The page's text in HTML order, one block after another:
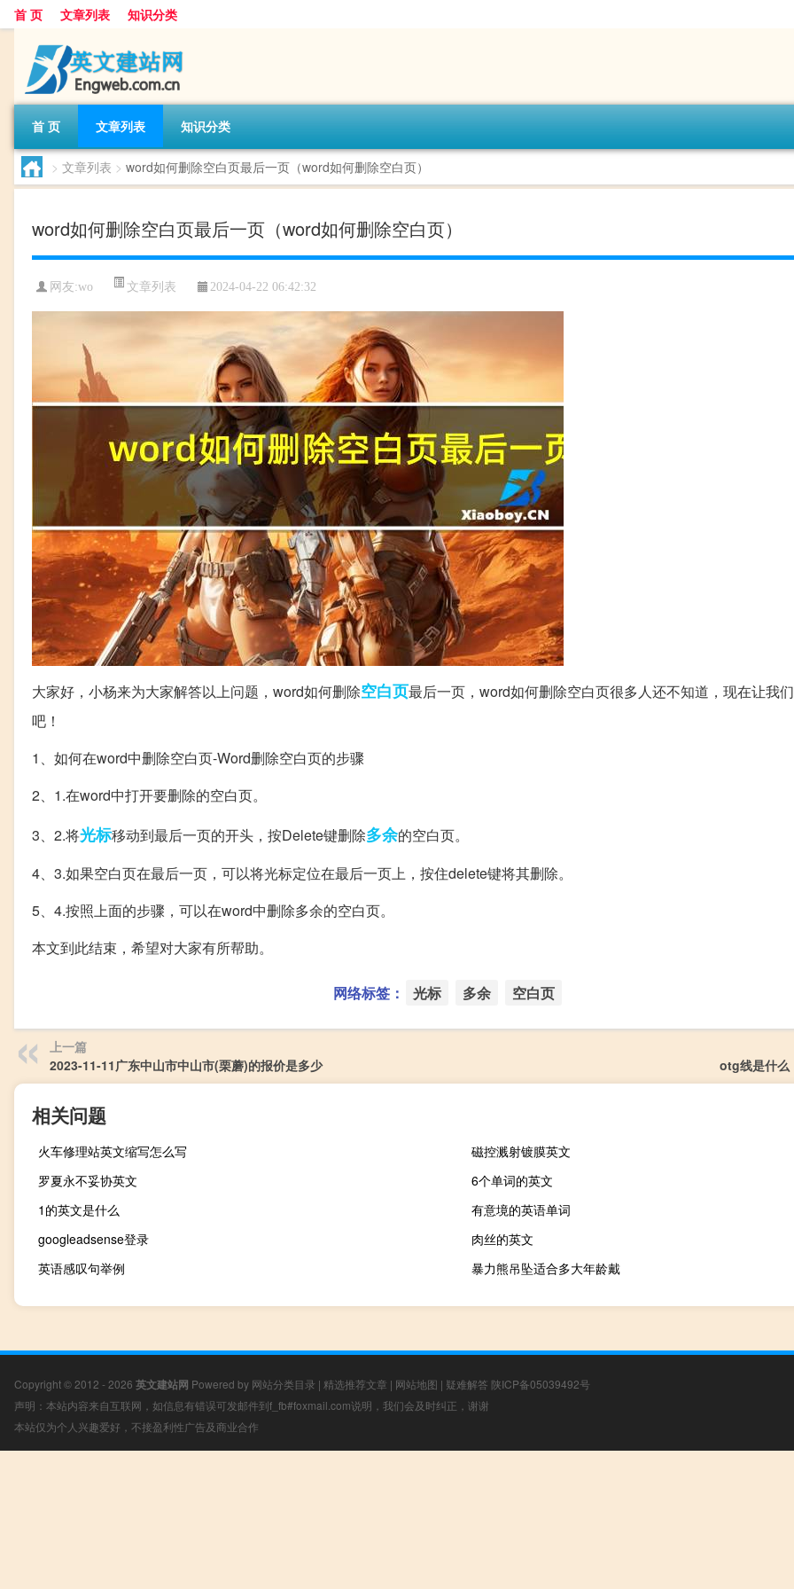
首 页 文章列表 知识分类
首 页 文章列表 知识分类
> 文章列表 > word如何删除空白页最后一页（word如何删除空白页）
word如何删除空白页最后一页（word如何删除空白页）
网友:wo 文章列表 2024-04-22 06:42:32
大家好，小杨来为大家解答以上问题，word如何删除空白页最后一页，word如何删除空白页很多人还不知道，现在让我
吧！
1、如何在word中删除空白页-Word删除空白页的步骤
2、1.在word中打开要删除的空白页。
3、2.将光标移动到最后一页的开头，按Delete键删除多余的空白页。
4、3.如果空白页在最后一页，可以将光标定位在最后一页上，按住delete键将其删除。
5、4.按照上面的步骤，可以在word中删除多余的空白页。
本文到此结束，希望对大家有所帮助。
网络标签： 光标 多余 空白页
上一篇
2023-11-11广东中山市中山市(栗蘑)的报价是多少
otg线是什么
相关问题
火车修理站英文缩写怎么写
磁控溅射镀膜英文
罗夏永不妥协英文
6个单词的英文
1的英文是什么
有意境的英语单词
googleadsense登录
肉丝的英文
英语感叹句举例
暴力熊吊坠适合多大年龄戴
Copyright © 2012 - 2026 英文建站网 Powered by 网站分类目录 | 精选推荐文章 | 网站地图 | 疑难解答 陕ICP备05039492号
声明：本站内容来自互联网，如信息有错误可发邮件到f_fb#foxmail.com说明，我们会及时纠正，谢谢
本站仅为个人兴趣爱好，不接盈利性广告及商业合作